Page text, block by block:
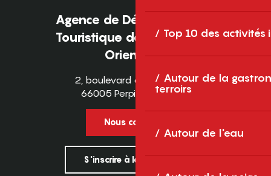
Top 10 des activités
Autour de la
terroirs
Autour de l'eau
Agence de Développement
Touristique des Pyrénées-
Orientales
2, boulevard des Pyrénées
66005 Perpignan Cedex
Nous contacter
S'inscrire à la newsletter